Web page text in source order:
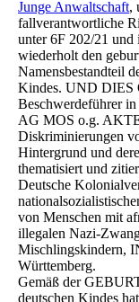
Junge Anwaltschaft,
fallverantwortliche
unter 6F 202/21 und
wiederholt den
Namensbestandteil
Kindes. UND DIES
Beschwerdeführer
AG MOS o.g.
Diskriminierungen
Hintergrund und
thematisiert und
Deutsche
von Menschen mit
illegalen Nazi-
Mischlingskindern,
Württemberg.
Gemäß der
deutschen Kindes